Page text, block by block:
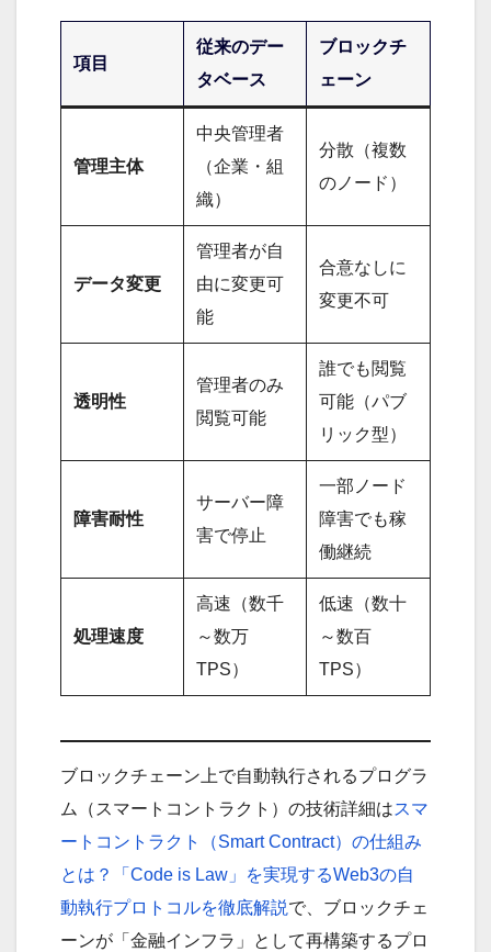
項目
従来のデー
タベース
ブロックチ
ェーン
管理主体
中央管理者
（企業・組
織）
分散（複数
のノード）
データ変更
管理者が自
由に変更可
能
合意なしに
変更不可
透明性
管理者のみ
閲覧可能
誰でも閲覧
可能（パブ
リック型）
障害耐性
サーバー障
害で停止
一部ノード
障害でも稼
働継続
処理速度
高速（数千
～数万
TPS）
低速（数十
～数百
TPS）
ブロックチェーン上で自動執行されるプログラ
ム（スマートコントラクト）の技術詳細はスマ
ートコントラクト（Smart Contract）の仕組み
とは？「Code is Law」を実現するWeb3の自
動執行プロトコルを徹底解説で、ブロックチェ
ーンが「金融インフラ」として再構築するプロ